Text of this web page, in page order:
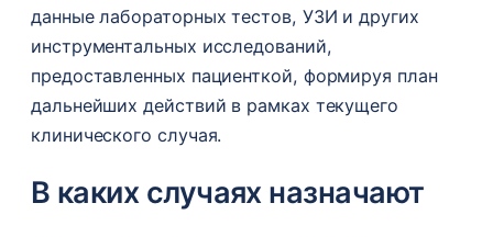
данные лабораторных тестов, УЗИ и других
инструментальных исследований,
предоставленных пациенткой, формируя план
дальнейших действий в рамках текущего
клинического случая.
В каких случаях назначают